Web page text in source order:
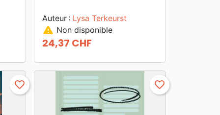
Auteur : Lysa Terkeurst
warning Non disponible
Prix
24,37 CHF
favorite_border favorite_border